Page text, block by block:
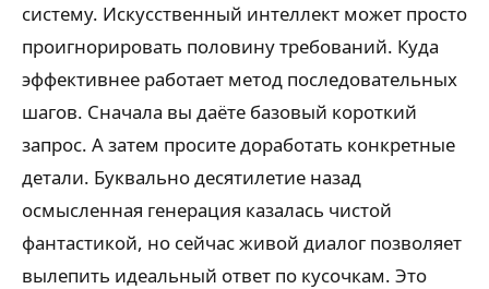
систему. Искусственный интеллект может просто
проигнорировать половину требований. Куда
эффективнее работает метод последовательных
шагов. Сначала вы даёте базовый короткий
запрос. А затем просите доработать конкретные
детали. Буквально десятилетие назад
осмысленная генерация казалась чистой
фантастикой, но сейчас живой диалог позволяет
вылепить идеальный ответ по кусочкам. Это